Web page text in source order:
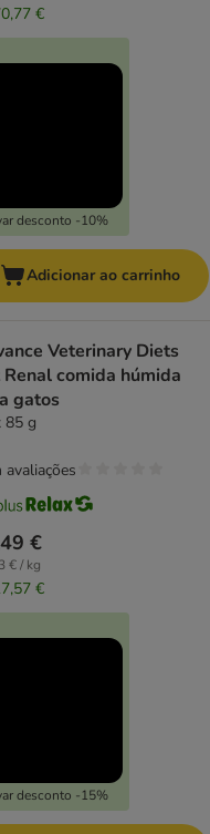
€
desconto -10%
Adicionar ao carrinho
Veterinary Diets
Renal comida húmida
gatos
85 g
€
€ / kg
€
desconto -15%
avaliações